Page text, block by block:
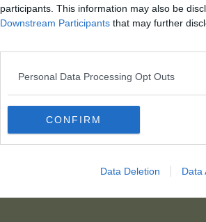
participants. This information may also be
Downstream Participants that may further
Personal Data Processing Opt Outs
CONFIRM
Data Deletion Data